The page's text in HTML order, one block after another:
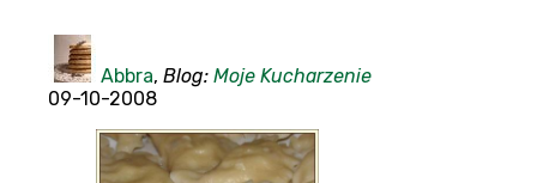
Abbra, Blog: Moje Kucharzenie
09-10-2008